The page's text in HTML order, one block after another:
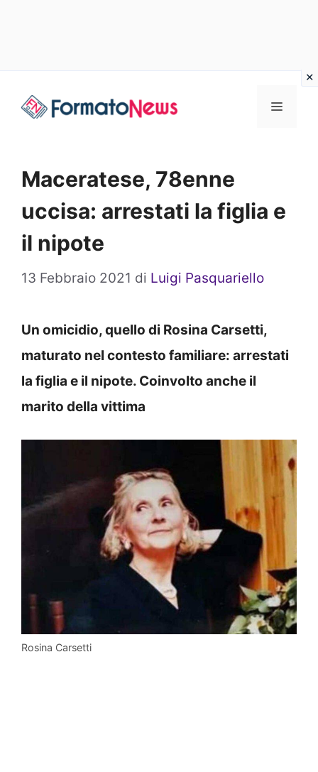
Menu
Maceratese, 78enne
uccisa: arrestati la figlia e
il nipote
13 Febbraio 2021 di Luigi Pasquariello
Un omicidio, quello di Rosina Carsetti,
maturato nel contesto familiare: arrestati
la figlia e il nipote. Coinvolto anche il
marito della vittima
Rosina Carsetti